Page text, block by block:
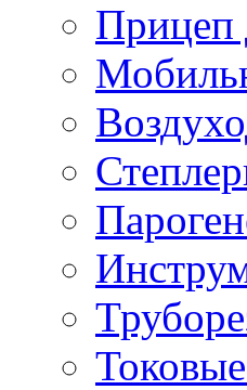
Прицеп